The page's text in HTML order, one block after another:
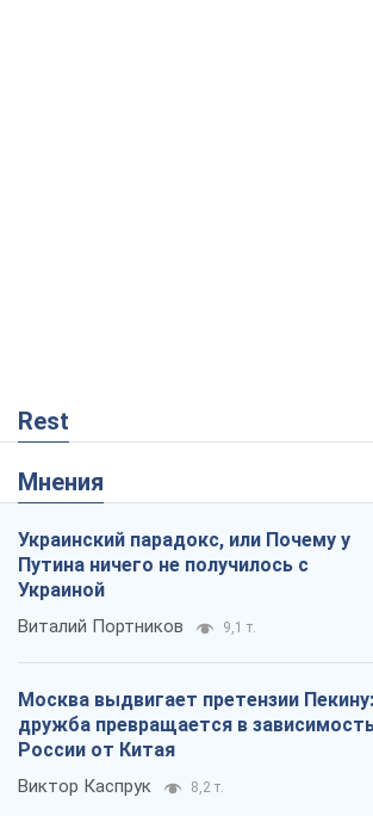
Rest
Мнения
Украинский парадокс, или Почему у
Путина ничего не получилось с
Украиной
Виталий Портников 9,1 т.
Москва выдвигает претензии Пекину:
дружба превращается в
России от Китая
Виктор Каспрук 8,2 т.